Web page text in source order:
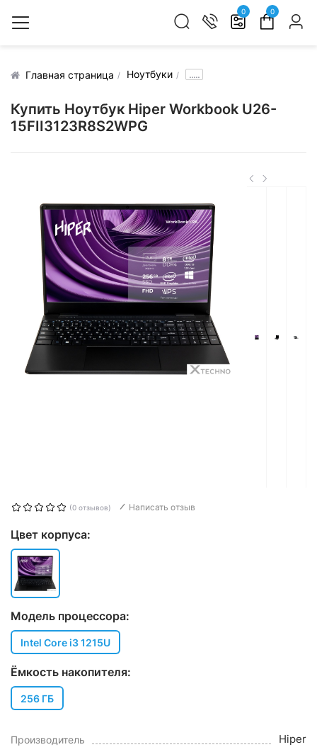
0 0
Главная страница Ноутбуки .....
Купить Ноутбук Hiper Workbook U26-
15FII3123R8S2WPG
(0 отзывов) Написать отзыв
Цвет корпуса:
Модель процессора:
Intel Core i3 1215U
Ёмкость накопителя:
256 ГБ
Производитель Hiper